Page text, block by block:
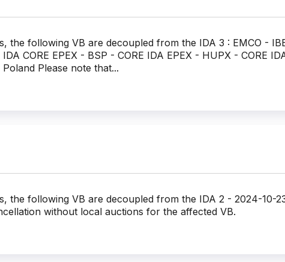
the following VB are decoupled from the IDA 3 : EMCO -
CORE EPEX - BSP - CORE IDA EPEX - HUPX - CORE
Please note that...
the following VB are decoupled from the IDA 2 - 2024-10-
without local auctions for the affected VB.